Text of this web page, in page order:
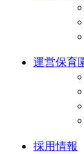
運営保育
採用情報